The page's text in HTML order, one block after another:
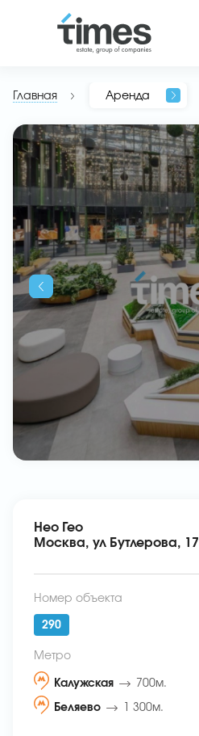
Главная Аренда
Нео Гео
Москва, ул Бутлерова, 17
Номер объекта
290
Метро
Калужская 700м.
Беляево 1 300м.